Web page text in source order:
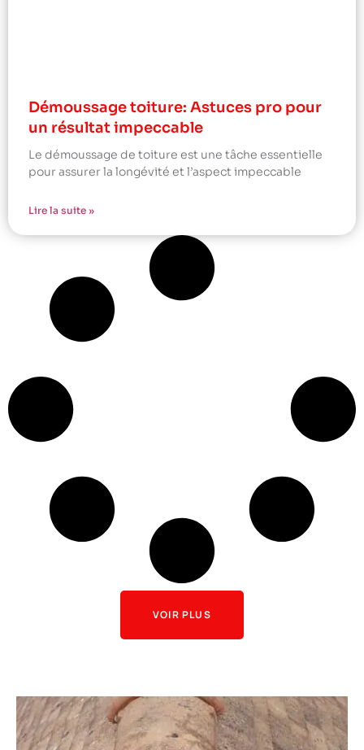
Démoussage toiture: Astuces pro pour
un résultat impeccable
Le démoussage de toiture est une tâche essentielle
pour assurer la longévité et l’aspect impeccable
Lire la suite »
VOIR PLUS